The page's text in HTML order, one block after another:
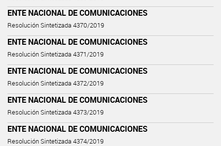
ENTE NACIONAL DE COMUNICACIONES
Resolución Sintetizada 4370/2019
ENTE NACIONAL DE COMUNICACIONES
Resolución Sintetizada 4371/2019
ENTE NACIONAL DE COMUNICACIONES
Resolución Sintetizada 4372/2019
ENTE NACIONAL DE COMUNICACIONES
Resolución Sintetizada 4373/2019
ENTE NACIONAL DE COMUNICACIONES
Resolución Sintetizada 4374/2019